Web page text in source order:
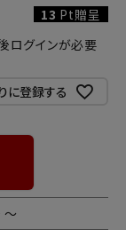
13 Pt贈呈
ログインが必要
に登録する
〜